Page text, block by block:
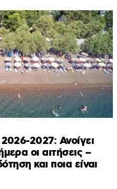
2027: Ανοίγει
οι αιτήσεις –
και ποια είναι